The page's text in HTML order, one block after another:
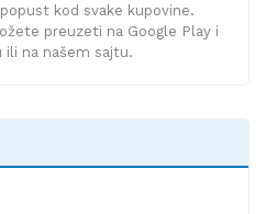
kod svake kupovine.
preuzeti na Google Play i
ili na našem sajtu.